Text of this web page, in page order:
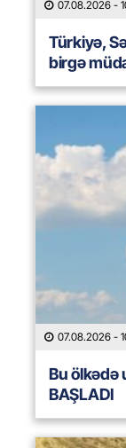
07.08.2026 -
Türkiyə,
birgə
07.08.2026 -
Bu ölkədə
BAŞLADI